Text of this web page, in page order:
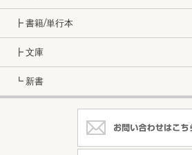
┣ 書籍/単行本
┣ 文庫
┗ 新書